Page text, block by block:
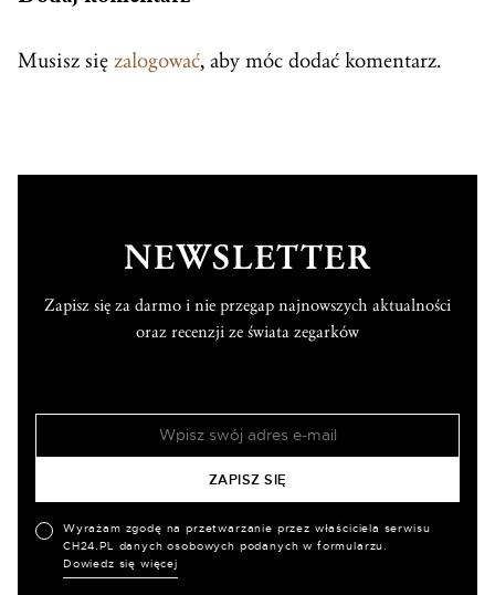
Musisz się zalogować, aby móc dodać komentarz.
NEWSLETTER
Zapisz się za darmo i nie przegap najnowszych aktualności
oraz recenzji ze świata zegarków
Wyrażam zgodę na przetwarzanie przez właściciela serwisu
CH24.PL danych osobowych podanych w formularzu.
Dowiedz się więcej